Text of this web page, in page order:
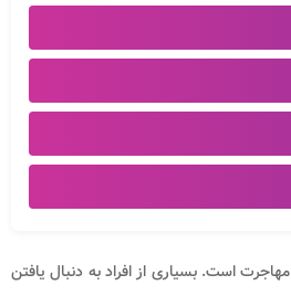
مهاجرت است. بسیاری از افراد به دنبال یافتن